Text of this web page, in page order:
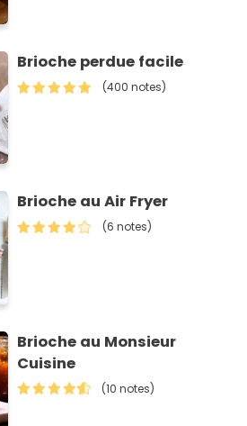
Brioche perdue facile
(400 notes)
Brioche au Air Fryer
(6 notes)
Brioche au Monsieur
Cuisine
(10 notes)